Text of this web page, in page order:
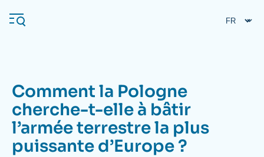
au
contenu
Navigation
principale
L'Ifri
Comment la Pologne
cherche-t-elle à bâtir
l’armée terrestre la plus
puissante d’Europe ?